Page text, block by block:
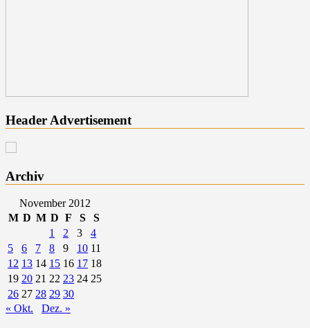
Header Advertisement
Archiv
November 2012
M D M D F S
S
1
2 3
4
5
6 7 8 9 10 11
12 13 14 15 16 17 18
19 20 21 22 23 24 25
26 27 28 29 30
« Okt.
Dez. »